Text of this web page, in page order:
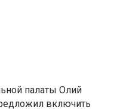
палаты Олий
включить